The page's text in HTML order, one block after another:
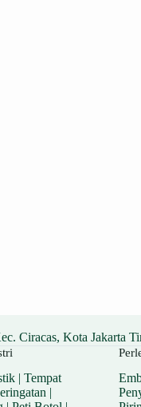
Ciracas, Kota Jakarta
| Tempat
|